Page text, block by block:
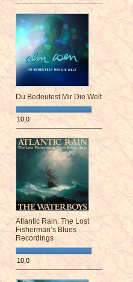
¯¯¯¯¯¯¯¯¯¯¯¯¯¯¯¯¯¯¯¯¯¯¯¯
Du Bedeutest Mir Die Welt
10,0
¯¯¯¯¯¯¯¯¯¯¯¯¯¯¯¯¯¯¯¯¯¯¯¯
Atlantic Rain: The Lost
Fisherman’s Blues
Recordings
10,0
¯¯¯¯¯¯¯¯¯¯¯¯¯¯¯¯¯¯¯¯¯¯¯¯